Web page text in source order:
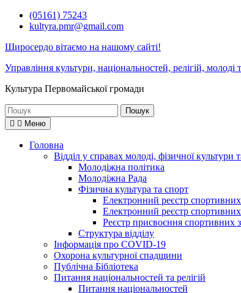
Перейти(05161) 75243
kultyra.pmr@gmail.com
Щиросердо вітаємо на нашому сайті!
Управління культури, національностей, релігій, молоді
Культура Первомайcької громади
Шукати:
Меню
Головна
Відділ у справах молоді, фізичної культури
Молодіжна політика
Молодіжна Рада
Фізична культура та спорт
Електронний реєстр спортивних
Електронний реєстр
Реєстр присвоєння спортивних
Структура відділу
Інформація про COVID-19
Охорона культурної спадщини
Публічна Бібліотека
Питання національностей та релігій
Питання національностей